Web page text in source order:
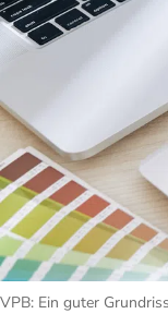
VPB: Ein guter